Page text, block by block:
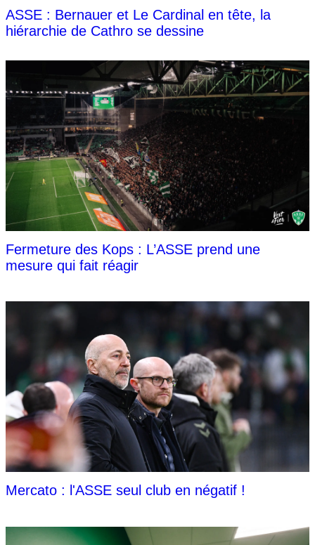
ASSE : Bernauer et Le Cardinal en tête, la
hiérarchie de Cathro se dessine
Fermeture des Kops : L’ASSE prend une
mesure qui fait réagir
Mercato : l'ASSE seul club en négatif !